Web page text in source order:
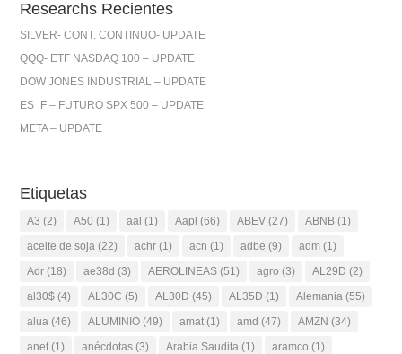
Researchs Recientes
SILVER- CONT. CONTINUO- UPDATE
QQQ- ETF NASDAQ 100 – UPDATE
DOW JONES INDUSTRIAL – UPDATE
ES_F – FUTURO SPX 500 – UPDATE
META – UPDATE
Etiquetas
A3 (2) A50 (1) aal (1) Aapl (66) ABEV (27) ABNB (1)
aceite de soja (22) achr (1) acn (1) adbe (9) adm (1)
Adr (18) ae38d (3) AEROLINEAS (51) agro (3) AL29D (2)
al30$ (4) AL30C (5) AL30D (45) AL35D (1) Alemania (55)
alua (46) ALUMINIO (49) amat (1) amd (47) AMZN (34)
anet (1) anécdotas (3) Arabia Saudita (1) aramco (1)